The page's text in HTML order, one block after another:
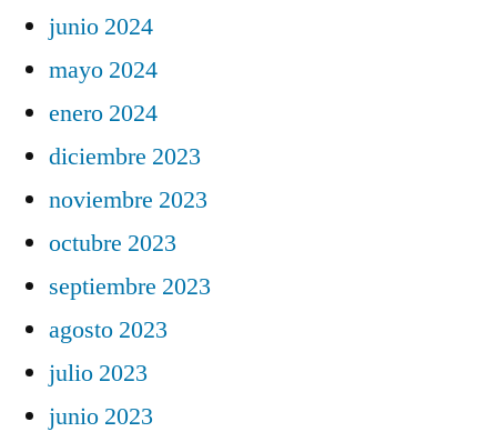
junio 2024
mayo 2024
enero 2024
diciembre 2023
noviembre 2023
octubre 2023
septiembre 2023
agosto 2023
julio 2023
junio 2023